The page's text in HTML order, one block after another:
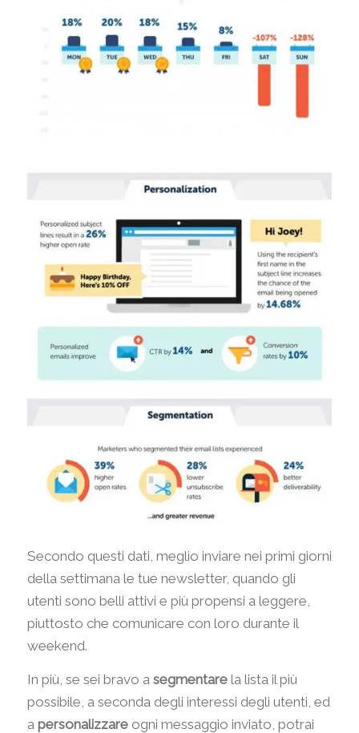
Secondo questi dati, meglio inviare nei primi giorni
della settimana le tue newsletter, quando gli
utenti sono belli attivi e più propensi a leggere,
piuttosto che comunicare con loro durante il
weekend.
In più, se sei bravo a segmentarela lista il più
possibile, a seconda degli interessi degli utenti, ed
a personalizzareogni messaggio inviato, potrai